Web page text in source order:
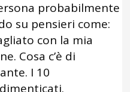
probabilmente
su pensieri come:
con la mia
Cosa c’è di
I 10